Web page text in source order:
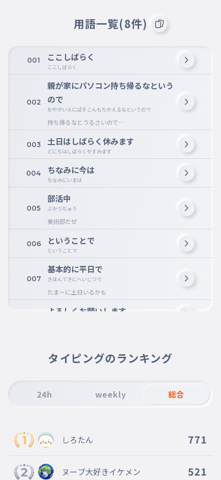
用語一覧(8件)
001 ここしばらく
ここしばらく
002
親が家にパソコン持ち帰るなという
ので
おやがいえにぱそこんもちかえるなというので
持ち帰るなとうるさいので…
003 土日はしばらく休みます
どにちはしばらくやすみます
004 ちなみに今は
ちなみにいまは
005
部活中
ぶかつちゅう
美術部だぜ
006 ということで
ということで
007
基本的に平日で
きほんてきにへいじつで
たまーに土日いるかも
よろしくお願いします
タイピングのランキング
24h weekly 総合
しろたん 771
ヌーブ大好きイケメン 521